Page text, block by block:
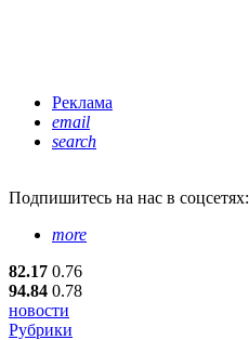
Реклама
email
search
Подпишитесь на нас в соцсетях:
more
82.17 0.76
94.84 0.78
новости
Рубрики